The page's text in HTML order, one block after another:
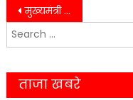
Post
navigation
मुख्यमंत्री जिले को देंगे 800 करोड़ की योजनाओं की सौगात…….
Search
for:
ताजा खबरे